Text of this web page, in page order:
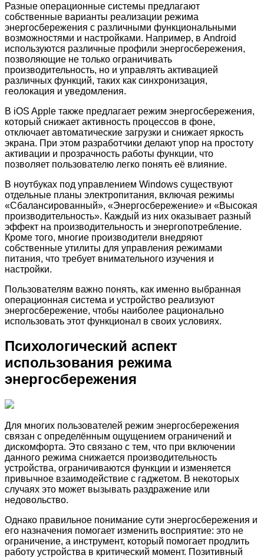
Разные операционные системы предлагают
собственные варианты реализации режима
энергосбережения с различными функциональными
возможностями и настройками. Например, в Android
используются различные профили энергосбережения,
позволяющие не только ограничивать
производительность, но и управлять активацией
различных функций, таких как синхронизация,
геолокация и уведомления.
В iOS Apple также предлагает режим энергосбережения,
который снижает активность процессов в фоне,
отключает автоматические загрузки и снижает яркость
экрана. При этом разработчики делают упор на простоту
активации и прозрачность работы функции, что
позволяет пользователю легко понять её влияние.
В ноутбуках под управлением Windows существуют
отдельные планы электропитания, включая режимы
«Сбалансированный», «Энергосбережение» и «Высокая
производительность». Каждый из них оказывает разный
эффект на производительность и энергопотребление.
Кроме того, многие производители внедряют
собственные утилиты для управления режимами
питания, что требует внимательного изучения и
настройки.
Пользователям важно понять, как именно выбранная
операционная система и устройство реализуют
энергосбережение, чтобы наиболее рационально
использовать этот функционал в своих условиях.
Психологический аспект
использования режима
энергосбережения
Для многих пользователей режим энергосбережения
связан с определённым ощущением ограничений и
дискомфорта. Это связано с тем, что при включении
данного режима снижается производительность
устройства, ограничиваются функции и изменяется
привычное взаимодействие с гаджетом. В некоторых
случаях это может вызывать раздражение или
недовольство.
Однако правильное понимание сути энергосбережения и
его назначения помогает изменить восприятие: это не
ограничение, а инструмент, который помогает продлить
работу устройства в критический момент. Позитивный